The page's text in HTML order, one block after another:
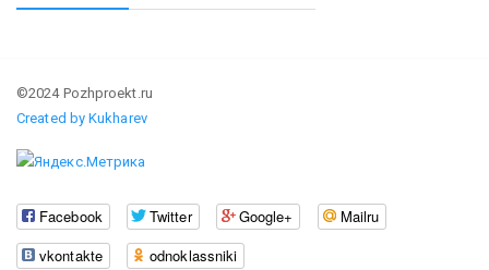
©2024 Pozhproekt.ru
Created by Kukharev
Facebook Twitter Google+
Mailru
vkontakte
odnoklassniki